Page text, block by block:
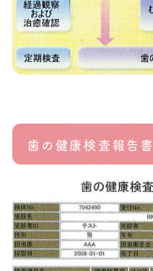
歯の健康検査報告書